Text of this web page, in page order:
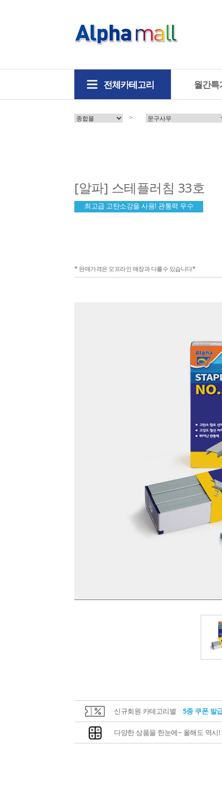
전체카테고리 월간특
>
[알파] 스테플러침 33호
최고급 고탄소강을 사용! 관통력 우수
* 판매가격은 오프라인 매장과 다를수 있습니다*
신규회원 카테고리별 5종 쿠폰 발
다양한 상품을 한눈에~ 올해도 역시!